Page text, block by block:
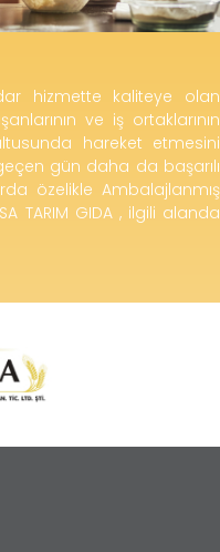
hizmette kaliteye olan
ve iş ortaklarının
hareket etmesini
gün daha da başarılı
özelikle Ambalajlanmış
TARIM GIDA , ilgili alanda